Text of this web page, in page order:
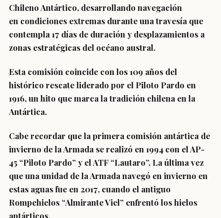
Chileno Antártico, desarrollando navegación
en condiciones extremas durante una travesía que
contempla 17 días de duración y desplazamientos a
zonas estratégicas del océano austral.
Esta comisión coincide con los109 años del
histórico rescate liderado por el Piloto Pardo en
1916, un hito que marca la tradición chilena en la
Antártica.
Cabe recordar que la primera comisión antártica de
invierno de la Armada se realizó en 1994 con el AP-
45 “Piloto Pardo” y el ATF “Lautaro”. La última vez
que una unidad de la Armada navegó en invierno en
estas aguas fue en 2017, cuando el antiguo
Rompehielos “Almirante Viel” enfrentó los hielos
antárticos.